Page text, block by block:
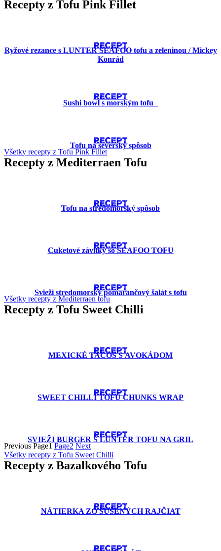
Recepty z Tofu Pink Fillet
RECEPT
Ryžové rezance s LUNTER SEAFOO tofu a zeleninou / Mickey
Konrád
RECEPT
Sushi bowl s morským tofu
RECEPT
Tofu na severský spôsob
Všetky recepty z Tofu Pink Fillet
Recepty z Mediterraen Tofu
RECEPT
Tofu na stredomorský spôsob
RECEPT
Cuketové závitky so SEAFOO TOFU
RECEPT
Svieži stredomorský pomarančový šalát s tofu
Všetky recepty z Mediterraen tofu
Recepty z Tofu Sweet Chilli
RECEPT
MEXICKÉ TACOS S AVOKÁDOM
RECEPT
SWEET CHILLI TOFU CHUNKS WRAP
RECEPT
SVIEŽI BURGER S LUNTER TOFU NA GRIL
Previous Page1 Page2 Next
Všetky recepty z Tofu Sweet Chilli
Recepty z Bazalkového Tofu
RECEPT
NÁTIERKA ZO SUŠENÝCH RAJČIAT